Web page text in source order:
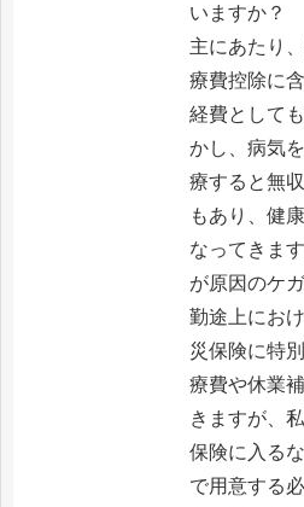
いますか？
主にあたり
療費控除に
経費として
かし、病気
療すると無
もあり、健
なってきま
が原因のケ
勤途上にお
災保険に特
療費や休業
きますが、
保険に入る
で用意する